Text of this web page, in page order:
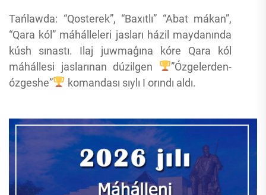
Tańlawda: “Qosterek”, “Baxıtlı” “Abat mákan”,
“Qara kól” máhálleleri jasları házil maydanında
kúsh sınastı. Ilaj juwmaģına kóre Qara kól
máhállesi jaslarınan dúzilgen
”Ózgelerden-
ózgeshe”
komandası sıylı I orındı aldı.